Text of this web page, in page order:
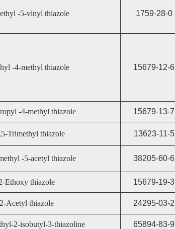
-5-vinyl thiazole 1759-28-0
-4-methyl thiazole 15679-12-6
-4-methyl thiazole 15679-13-7
Trimethyl thiazole 13623-11-5
-5-acetyl thiazole 38205-60-6
Ethoxy thiazole 15679-19-3
2-Acetyl thiazole 24295-03-2
2-isobutyl-3-thiazoline 65894-83-9